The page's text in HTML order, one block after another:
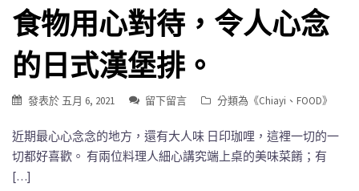
食物用心對待，令人心念
的日式漢堡排。
發表於 五月 6, 2021 留下留言 分類為《Chiayi 、 FOOD》
近期最心心念念的地方，還有大人味 日印珈哩，這裡一切的一
切都好喜歡。 有兩位料理人細心講究端上桌的美味菜餚；有
[…]